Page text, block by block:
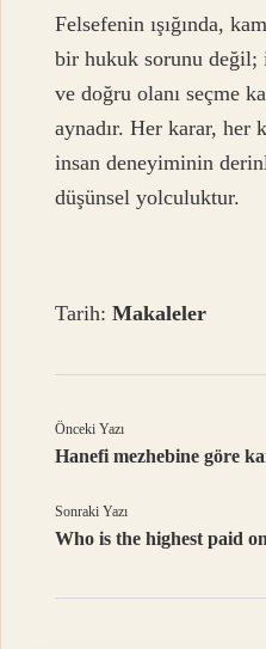
Felsefenin ışığında,
bir hukuk sorunu değil;
ve doğru olanı seçme
aynadır. Her karar, her
insan deneyiminin
düşünsel yolculuktur.
Tarih:Makaleler
Önceki Yazı
Hanefi mezhebine göre
Sonraki Yazı
Who is the highest paid